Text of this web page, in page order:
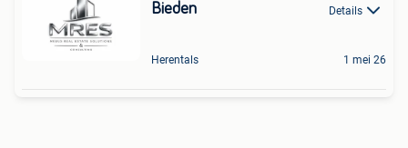
Bieden Details
Herentals 1 mei 26